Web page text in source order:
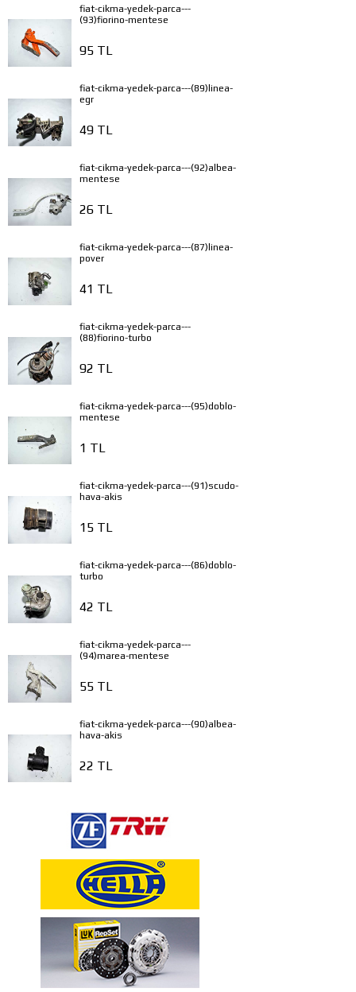
fiat-cikma-yedek-parca---
(93)fiorino-mentese
95 TL
fiat-cikma-yedek-parca---(89)linea-
egr
49 TL
fiat-cikma-yedek-parca---(92)albea-
mentese
26 TL
fiat-cikma-yedek-parca---(87)linea-
pover
41 TL
fiat-cikma-yedek-parca---
(88)fiorino-turbo
92 TL
fiat-cikma-yedek-parca---(95)doblo-
mentese
1 TL
fiat-cikma-yedek-parca---(91)scudo-
hava-akis
15 TL
fiat-cikma-yedek-parca---(86)doblo-
turbo
42 TL
fiat-cikma-yedek-parca---
(94)marea-mentese
55 TL
fiat-cikma-yedek-parca---(90)albea-
hava-akis
22 TL